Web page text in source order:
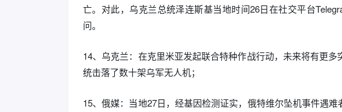
亡。对此，乌克兰总统泽连斯基当地时间26日在社交平台
问。
14、乌克兰：在克里米亚发起联合特种作战行动，未来将有更
统击落了数十架乌军无人机；
15、俄媒：当地27日，经基因检测证实，俄特维尔坠机事件遇